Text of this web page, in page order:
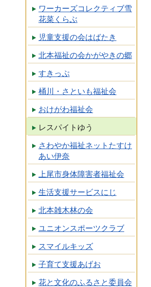
ワーカーズコレクティブ雪
花菜くらぶ
児童支援の会はばたき
北本福祉の会かがやきの郷
すきっぷ
桶川・さといも福祉会
おけがわ福祉会
レスパイトゆう
さわやか福祉ネットたすけ
あい伊奈
上尾市身体障害者福祉会
生活支援サービスにじ
北本雑木林の会
ユニオンスポーツクラブ
スマイルキッズ
子育て支援あげお
花と文化のふるさと委員会